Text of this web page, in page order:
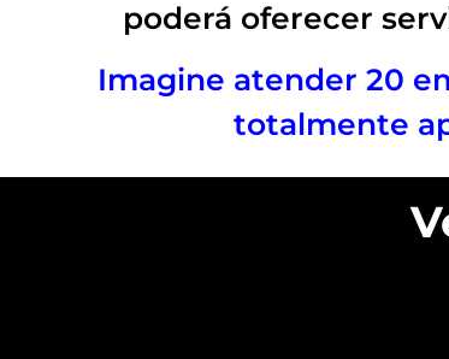
poderá oferecer
Imagine atender 20
totalmente